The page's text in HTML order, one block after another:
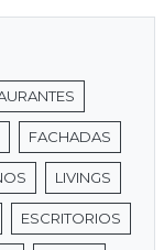
FACHADAS
LIVINGS
ESCRITORIOS